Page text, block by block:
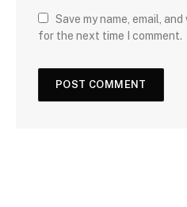
Save my name, email,
for the next time I comment.